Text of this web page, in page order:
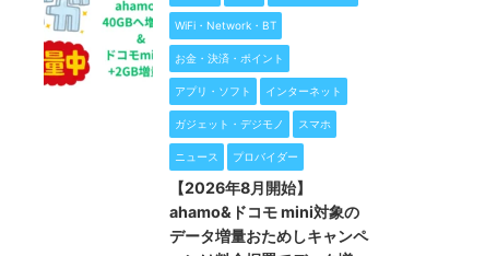
WiFi・Network・BT
お金・決済・ポイント
アプリ・ソフト インターネット
ガジェット・デジモノ スマホ
ニュース プロバイダー
【2026年8月開始】
ahamo&ドコモ mini対象の
データ増量おためしキャンペ